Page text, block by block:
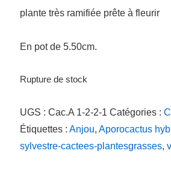
plante très ramifiée prête à fleurir
En pot de 5.50cm.
Rupture de stock
UGS : Cac.A 1-2-2-1 Catégories :
Étiquettes : Anjou, Aporocactus
sylvestre-cactees-plantesgrasses,